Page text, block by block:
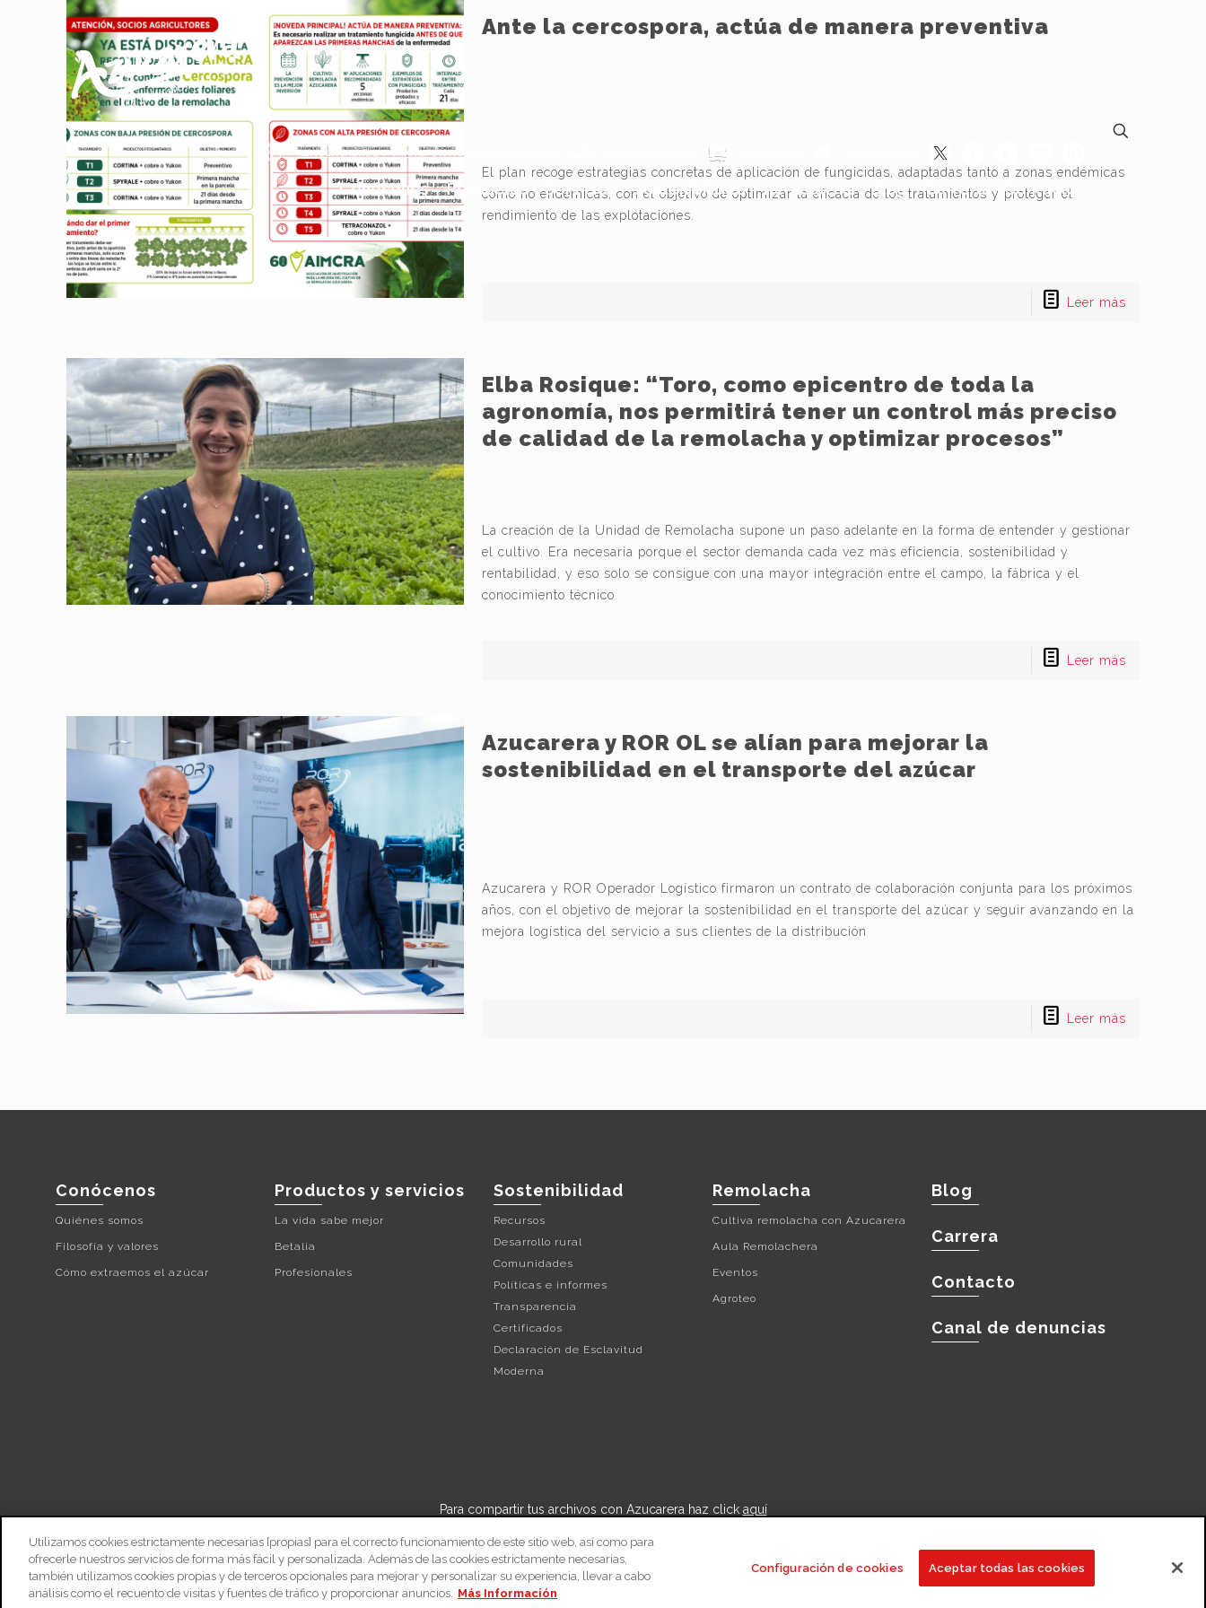
REMOLACHEROS Y TRANSPORTISTAS DE REMOLACHA
Conócenos Productos y Servicios Sostenibilidad Remolacha Blog Carrera Contacto
Ante la cercospora, actúa de manera preventiva
El plan recoge estrategias concretas de aplicación de fungicidas, adaptadas tanto a zonas endémicas
como no endémicas, con el objetivo de optimizar la eficacia de los tratamientos y proteger el
rendimiento de las explotaciones.
Leer más
Elba Rosique: “Toro, como epicentro de toda la
agronomía, nos permitirá tener un control más preciso
de calidad de la remolacha y optimizar procesos”
La creación de la Unidad de Remolacha supone un paso adelante en la forma de entender y gestionar
el cultivo. Era necesaria porque el sector demanda cada vez más eficiencia, sostenibilidad y
rentabilidad, y eso solo se consigue con una mayor integración entre el campo, la fábrica y el
conocimiento técnico
Leer más
Azucarera y ROR OL se alían para mejorar la
sostenibilidad en el transporte del azúcar
Azucarera y ROR Operador Logístico firmaron un contrato de colaboración conjunta para los próximos
años, con el objetivo de mejorar la sostenibilidad en el transporte del azúcar y seguir avanzando en la
mejora logística del servicio a sus clientes de la distribución
Leer más
Conócenos
Quiénes somos
Filosofía y valores
Cómo extraemos el azúcar
Productos y servicios
La vida sabe mejor
Betalia
Profesionales
Sostenibilidad
Recursos
Desarrollo rural
Comunidades
Políticas e informes
Transparencia
Certificados
Declaración de Esclavitud
Moderna
Remolacha
Cultiva remolacha con Azucarera
Aula Remolachera
Eventos
Agroteo
Blog
Carrera
Contacto
Canal de denuncias
Para compartir tus archivos con Azucarera haz click aquí
Mapa Web Aviso Legal Aviso de privacidad Política de cookies Proveedores
© 2026 Azucarera
Utilizamos cookies estrictamente necesarias [propias] para el correcto funcionamiento de este sitio web, así como para
ofrecerle nuestros servicios de forma más fácil y personalizada. Además de las cookies estrictamente necesarias,
también utilizamos cookies propias y de terceros opcionales para mejorar y personalizar su experiencia, llevar a cabo
análisis como el recuento de visitas y fuentes de tráfico y proporcionar anuncios. Más Información
Configuración de cookies Aceptar todas las cookies